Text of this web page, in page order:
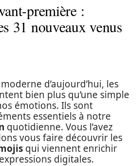
première :
31 nouveaux venus
d’aujourd’hui, les
bien plus qu’une simple
émotions. Ils sont
essentiels à notre
quotidienne. Vous l’avez
vous faire découvrir les
qui viennent enrichir
digitales.